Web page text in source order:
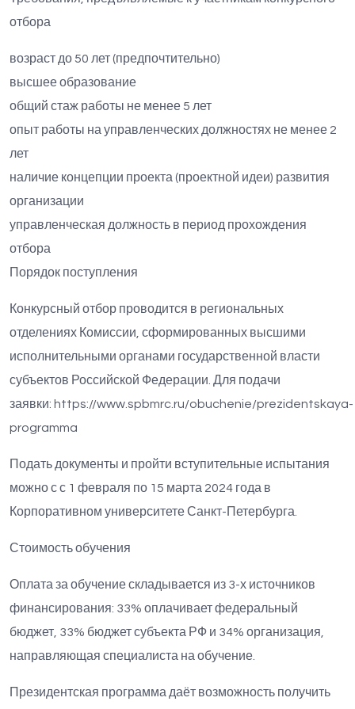
отбора
возраст до 50 лет (предпочтительно)
высшее образование
общий стаж работы не менее 5 лет
опыт работы на управленческих должностях не менее 2
лет
наличие концепции проекта (проектной идеи) развития
организации
управленческая должность в период прохождения
отбора
Порядок поступления
Конкурсный отбор проводится в региональных
отделениях Комиссии, сформированных высшими
исполнительными органами государственной власти
субъектов Российской Федерации. Для подачи
заявки: https://www.spbmrc.ru/obuchenie/prezidentskaya-
programma
Подать документы и пройти вступительные испытания
можно с с 1 февраля по 15 марта 2024 года в
Корпоративном университете Санкт-Петербурга.
Стоимость обучения
Оплата за обучение складывается из 3-х источников
финансирования: 33% оплачивает федеральный
бюджет, 33% бюджет субъекта РФ и 34% организация,
направляющая специалиста на обучение.
Президентская программа даёт возможность получить